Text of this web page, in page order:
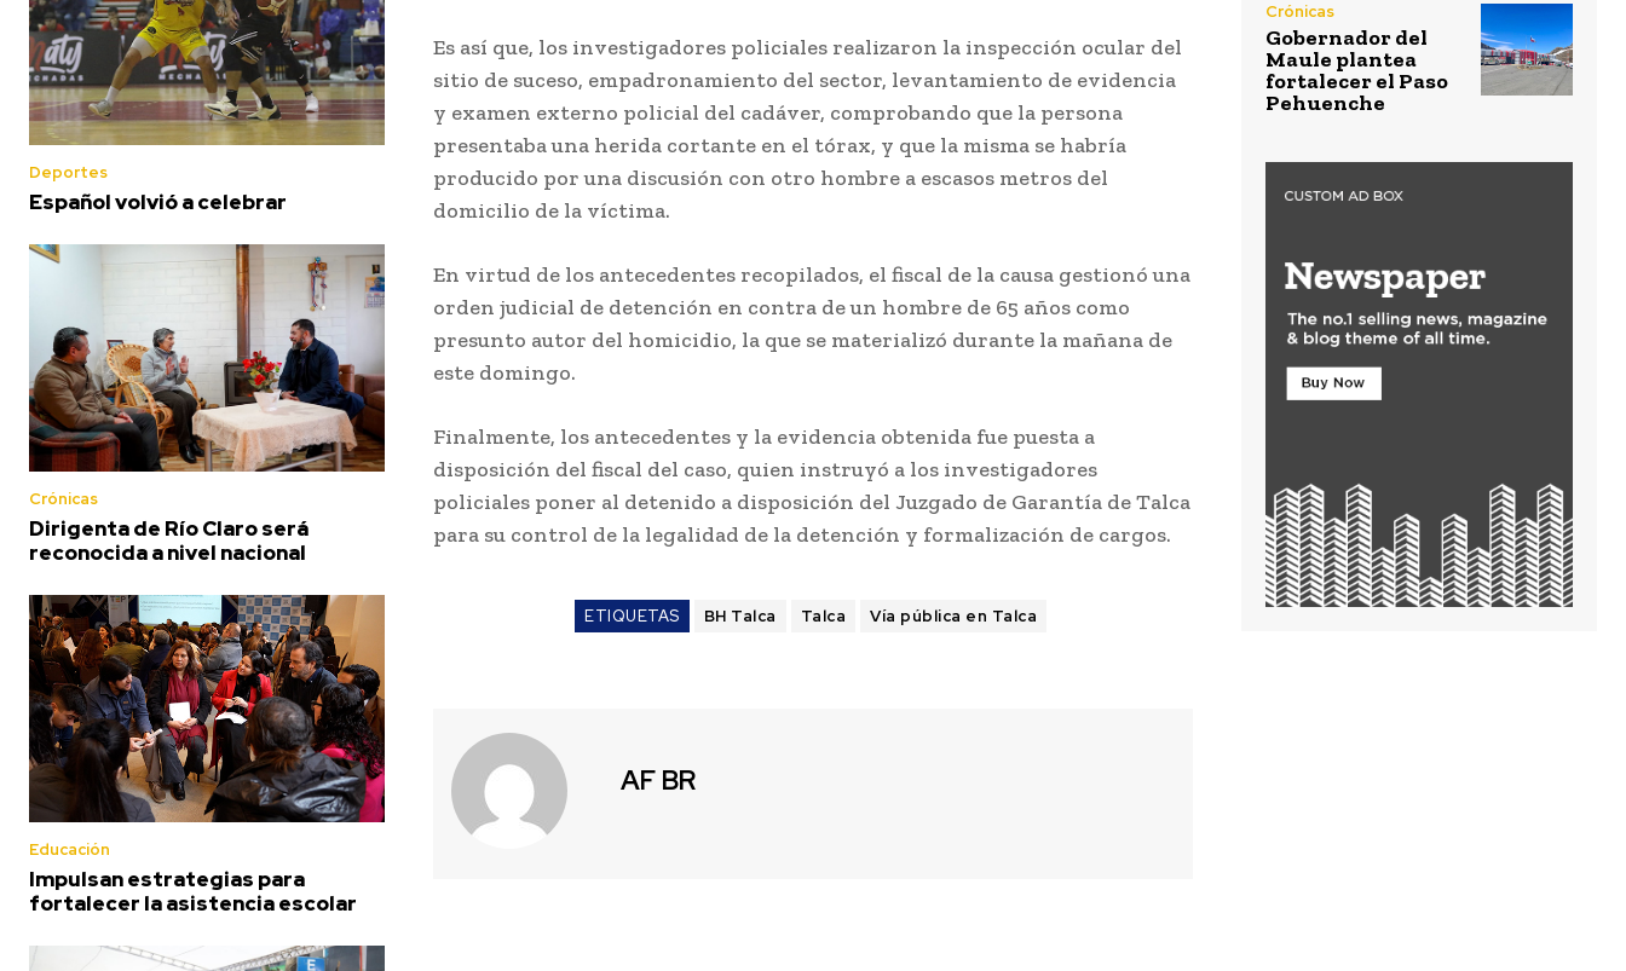
Deportes
Español volvió a celebrar
Crónicas
Dirigenta de Río Claro será
reconocida a nivel nacional
Educación
Impulsan estrategias para
fortalecer la asistencia escolar
Es así que, los investigadores policiales realizaron la inspección ocular del
sitio de suceso, empadronamiento del sector, levantamiento de evidencia
y examen externo policial del cadáver, comprobando que la persona
presentaba una herida cortante en el tórax, y que la misma se habría
producido por una discusión con otro hombre a escasos metros del
domicilio de la víctima.
En virtud de los antecedentes recopilados, el fiscal de la causa gestionó una
orden judicial de detención en contra de un hombre de 65 años como
presunto autor del homicidio, la que se materializó durante la mañana de
este domingo.
Finalmente, los antecedentes y la evidencia obtenida fue puesta a
disposición del fiscal del caso, quien instruyó a los investigadores
policiales poner al detenido a disposición del Juzgado de Garantía de Talca
para su control de la legalidad de la detención y formalización de cargos.
ETIQUETAS BH Talca Talca Vía pública en Talca
AF BR
Crónicas
Gobernador del
Maule plantea
fortalecer el Paso
Pehuenche